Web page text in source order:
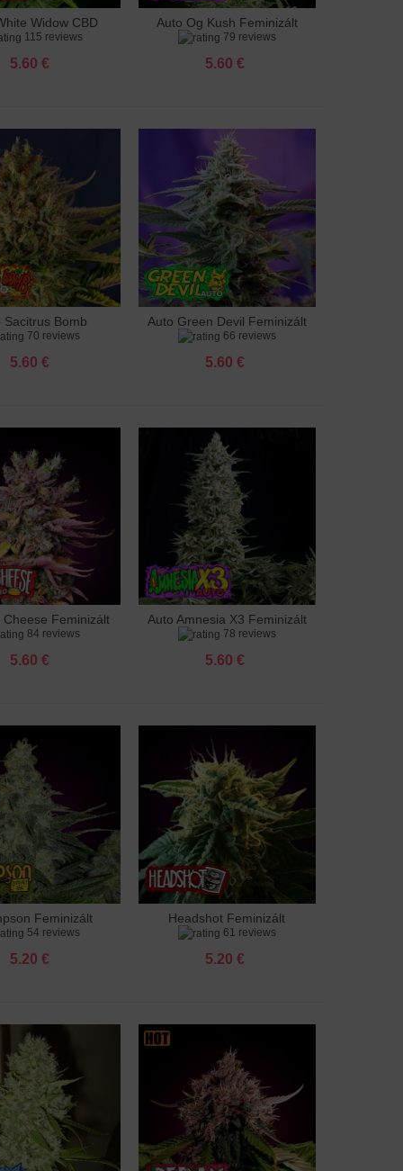
a kosárhoz
Widow CBD
Feminizált
115 reviews
5.60 €
Hozzáadás a kosárhoz
Auto Og Kush Feminizált
79 reviews
5.60 €
a kosárhoz
Sacitrus Bomb
Feminizált
70 reviews
5.60 €
Hozzáadás a kosárhoz
Auto Green Devil Feminizált
66 reviews
5.60 €
a kosárhoz
Cheese Feminizált
84 reviews
5.60 €
Hozzáadás a kosárhoz
Auto Amnesia X3 Feminizált
78 reviews
5.60 €
a kosárhoz
Feminizált
54 reviews
5.20 €
Hozzáadás a kosárhoz
Headshot Feminizált
61 reviews
5.20 €